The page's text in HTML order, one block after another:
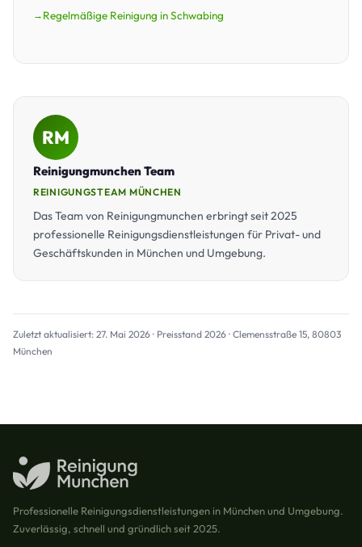
Regelmäßige Reinigung in Schwabing
RM
Reinigungmunchen Team
REINIGUNGSTEAM MÜNCHEN
Das Team von Reinigungmunchen erbringt seit 2025
professionelle Reinigungsdienstleistungen für Privat- und
Geschäftskunden in München und Umgebung.
Zuletzt aktualisiert: 27. Mai 2026 · Preisstand 2026 · Clemensstraße 15, 80803
München
Professionelle Reinigungsdienstleistungen in München und Umgebung.
Zuverlässig, schnell und gründlich seit 2025.